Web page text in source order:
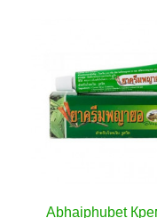
Abhaiphubet